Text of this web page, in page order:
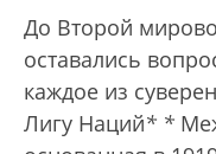
До Второй
оставались
каждое из
Лигу Наций* *